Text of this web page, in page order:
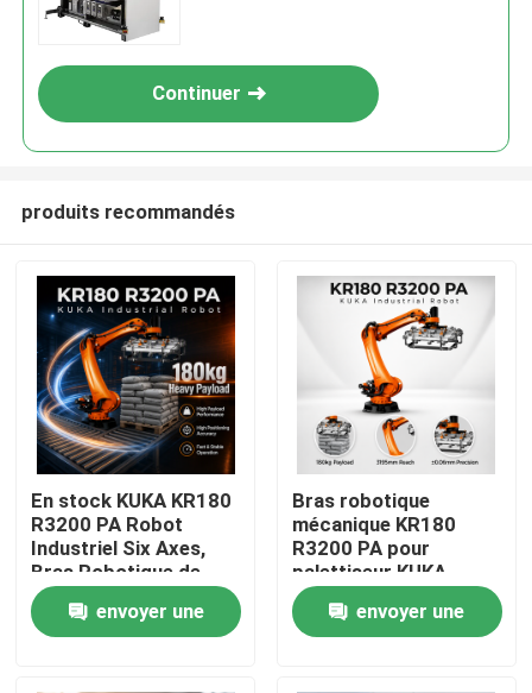
À la maison
Produits
Vidéos
Continuer
produits recommandés
En stock KUKA KR180
R3200 PA Robot
Industriel Six Axes,
Bras Robotique de
Palettisation et
Manutention avec une
Portée de 3195mm
envoyer une
Bras robotique
mécanique KR180
R3200 PA pour
palettiseur KUKA
Robot, portée
maximale de 3195 mm
envoyer une